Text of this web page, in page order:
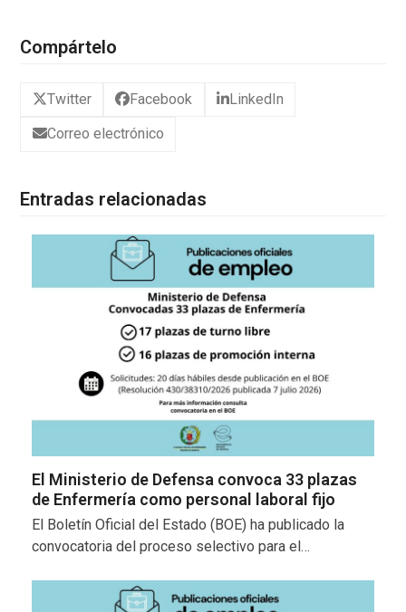
Compártelo
Twitter Facebook LinkedIn
Correo electrónico
Entradas relacionadas
El Ministerio de Defensa convoca 33 plazas
de Enfermería como personal laboral fijo
El Boletín Oficial del Estado (BOE) ha publicado la
convocatoria del proceso selectivo para el…